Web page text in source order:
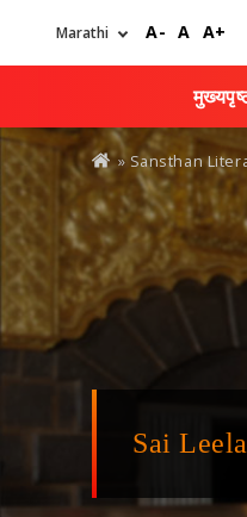
A- A A+
You
are
here
» Sansthan
Sai Leela